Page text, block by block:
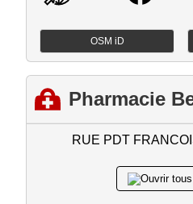
OSM iD
Pharmacie
RUE PDT